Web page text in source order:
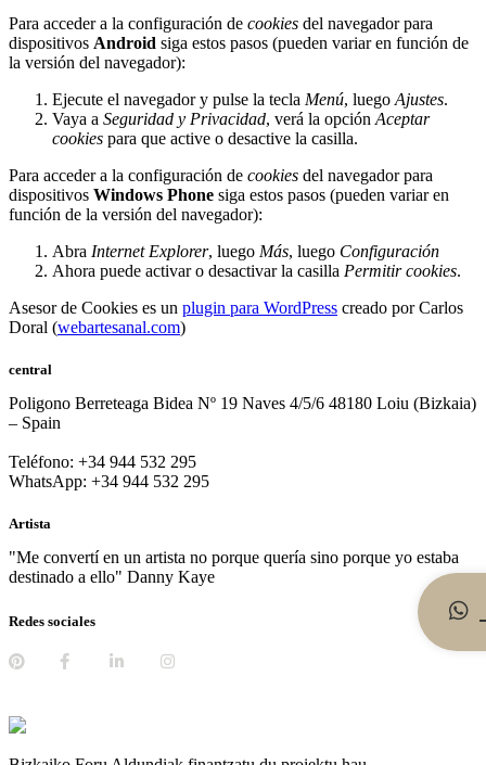
Para acceder a la configuración de cookies del navegador para
dispositivos Android siga estos pasos (pueden variar en función de
la versión del navegador):
Ejecute el navegador y pulse la tecla Menú, luego Ajustes.
Vaya a Seguridad y Privacidad, verá la opción Aceptar
cookies para que active o desactive la casilla.
Para acceder a la configuración de cookies del navegador para
dispositivos Windows Phone siga estos pasos (pueden variar en
función de la versión del navegador):
Abra Internet Explorer, luego Más, luego Configuración
Ahora puede activar o desactivar la casilla Permitir cookies.
Asesor de Cookies es un plugin para WordPress creado por Carlos
Doral (webartesanal.com)
central
Poligono Berreteaga Bidea Nº 19 Naves 4/5/6 48180 Loiu (Bizkaia)
– Spain
Teléfono: +34 944 532 295
WhatsApp: +34 944 532 295
Artista
"Me convertí en un artista no porque quería sino porque yo estaba
destinado a ello" Danny Kaye
Redes sociales